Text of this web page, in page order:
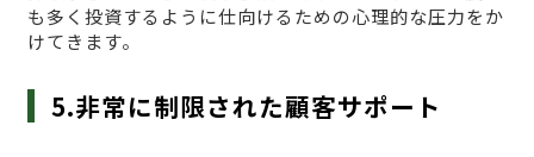
も多く投資するように仕向けるための心理的な圧力をか
けてきます。
5.非常に制限された顧客サポート